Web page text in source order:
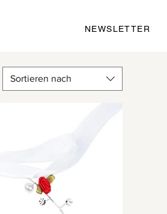
NEWSLETTER
Sortieren nach